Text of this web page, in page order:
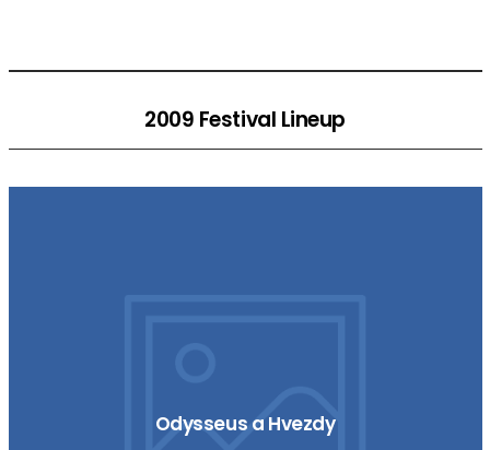
2009 Festival Lineup
Odysseus a Hvezdy